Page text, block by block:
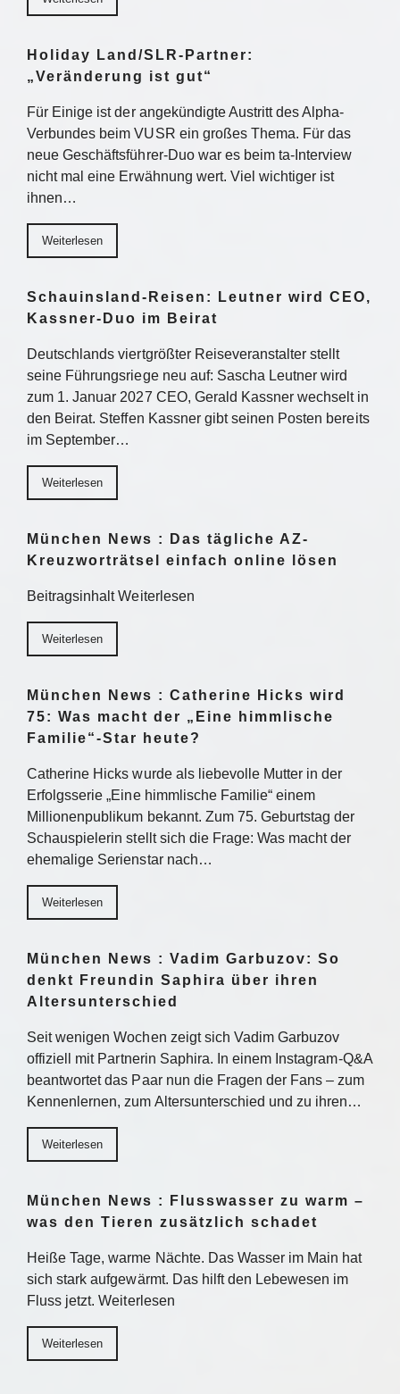
Holiday Land/SLR-Partner:
„Veränderung ist gut“
Für Einige ist der angekündigte Austritt des Alpha-
Verbundes beim VUSR ein großes Thema. Für das
neue Geschäftsführer-Duo war es beim ta-Interview
nicht mal eine Erwähnung wert. Viel wichtiger ist
ihnen…
Weiterlesen
Schauinsland-Reisen: Leutner wird CEO,
Kassner-Duo im Beirat
Deutschlands viertgrößter Reiseveranstalter stellt
seine Führungsriege neu auf: Sascha Leutner wird
zum 1. Januar 2027 CEO, Gerald Kassner wechselt in
den Beirat. Steffen Kassner gibt seinen Posten bereits
im September…
Weiterlesen
München News : Das tägliche AZ-
Kreuzworträtsel einfach online lösen
Beitragsinhalt Weiterlesen
Weiterlesen
München News : Catherine Hicks wird
75: Was macht der „Eine himmlische
Familie“-Star heute?
Catherine Hicks wurde als liebevolle Mutter in der
Erfolgsserie „Eine himmlische Familie“ einem
Millionenpublikum bekannt. Zum 75. Geburtstag der
Schauspielerin stellt sich die Frage: Was macht der
ehemalige Serienstar nach…
Weiterlesen
München News : Vadim Garbuzov: So
denkt Freundin Saphira über ihren
Altersunterschied
Seit wenigen Wochen zeigt sich Vadim Garbuzov
offiziell mit Partnerin Saphira. In einem Instagram-Q&A
beantwortet das Paar nun die Fragen der Fans – zum
Kennenlernen, zum Altersunterschied und zu ihren…
Weiterlesen
München News : Flusswasser zu warm –
was den Tieren zusätzlich schadet
Heiße Tage, warme Nächte. Das Wasser im Main hat
sich stark aufgewärmt. Das hilft den Lebewesen im
Fluss jetzt. Weiterlesen
Weiterlesen